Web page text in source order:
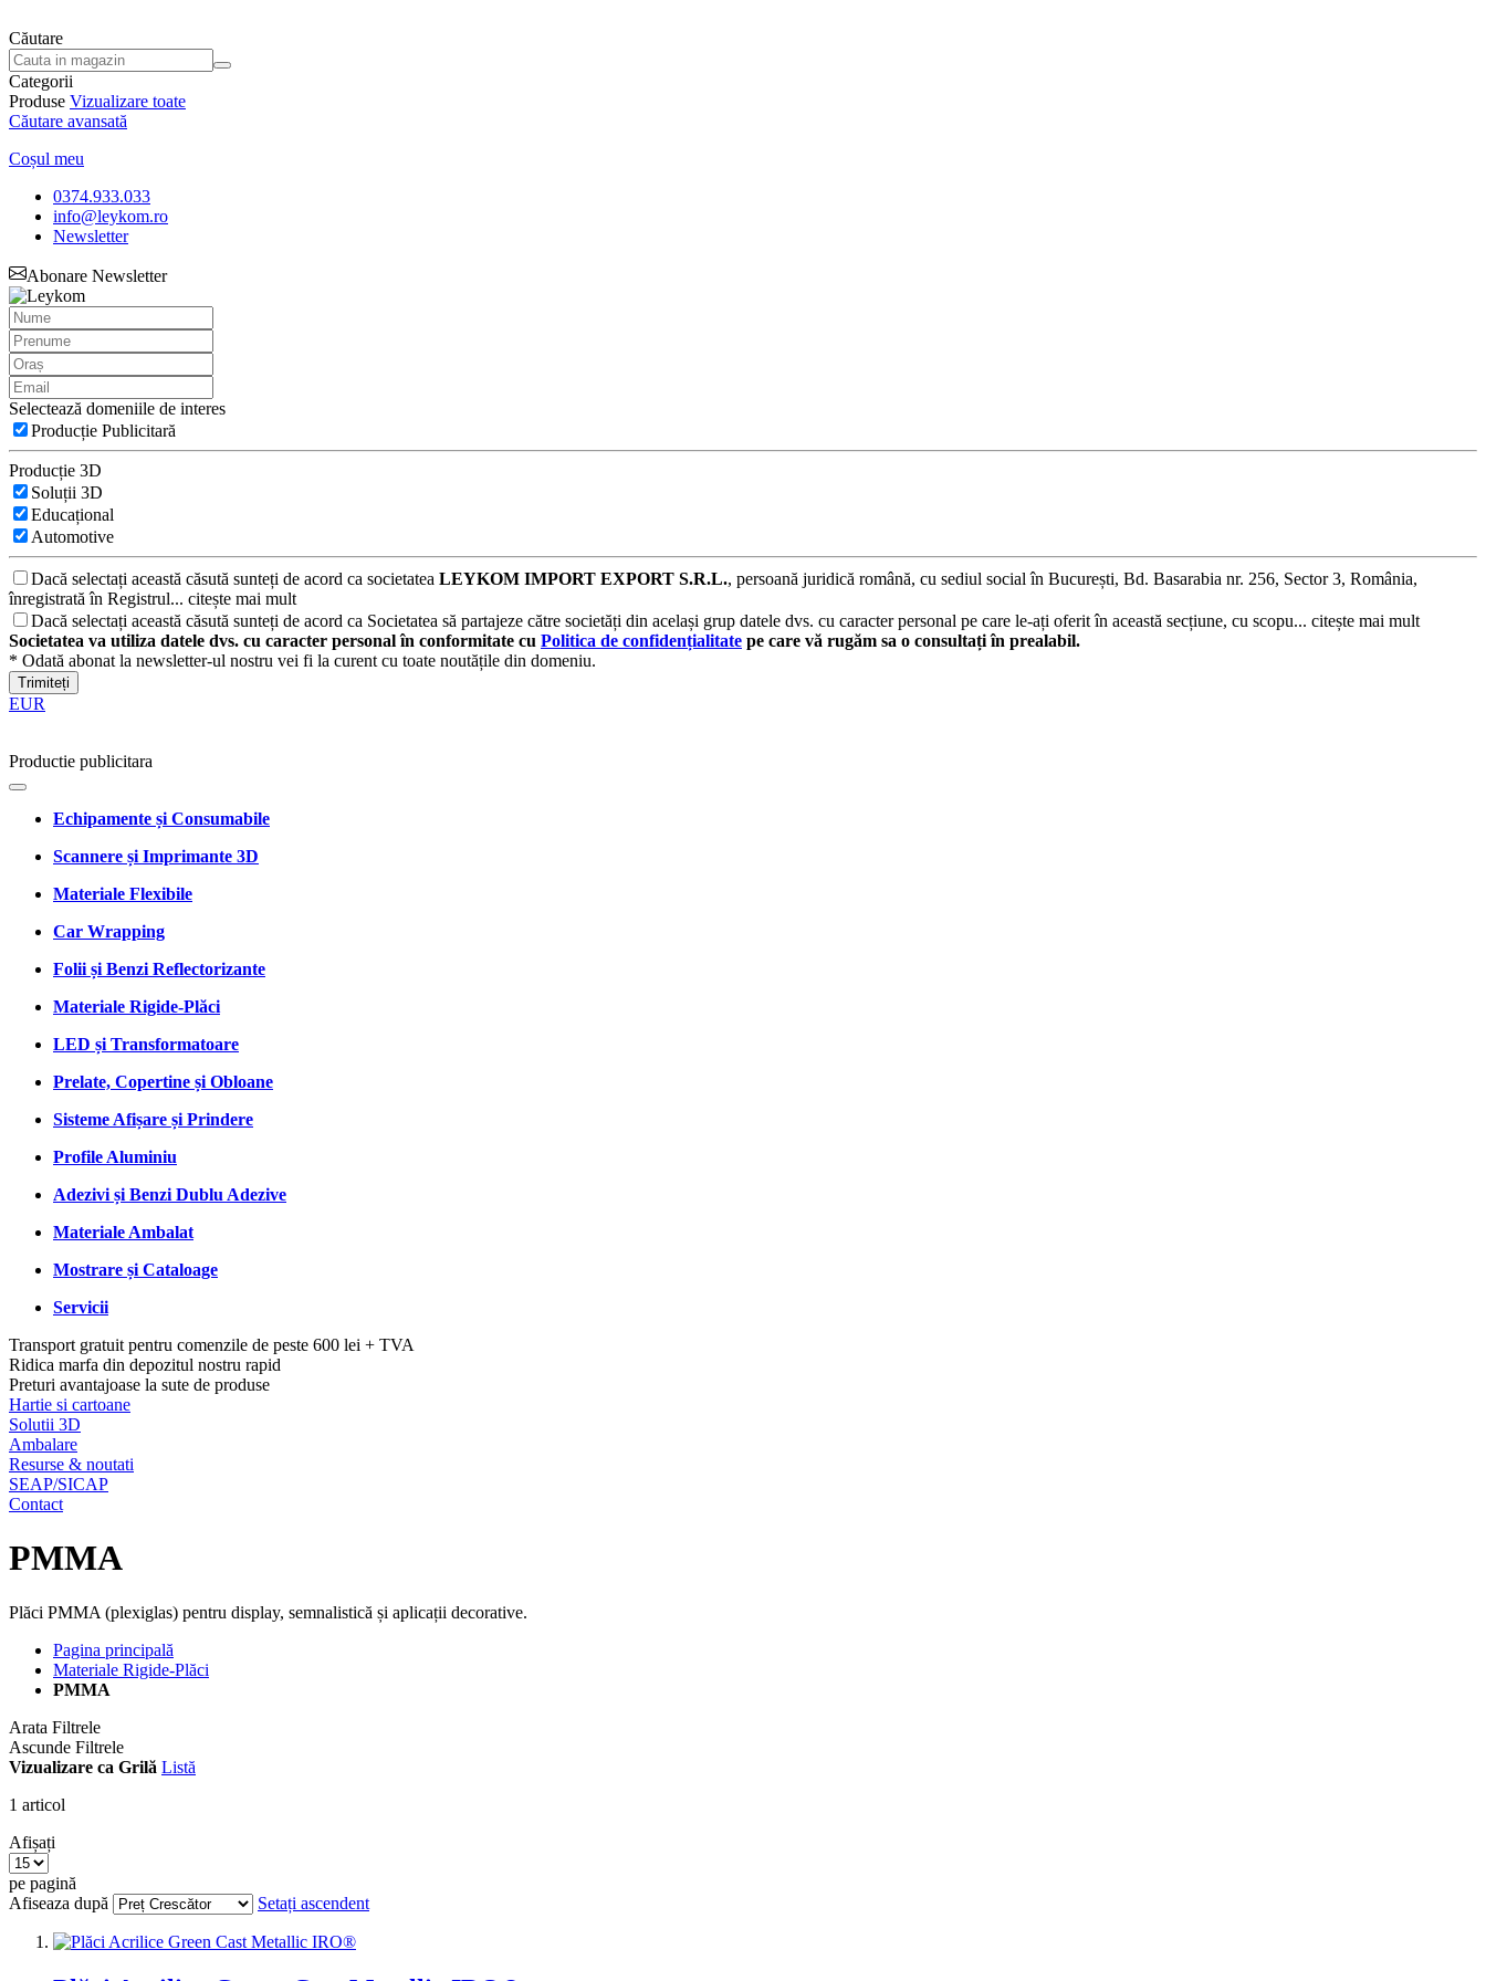
Căutare
Categorii
Produse Vizualizare toate
Căutare avansată
Coșul meu
0374.933.033
info@leykom.ro
Newsletter
Abonare Newsletter
Selectează domeniile de interes
Producție Publicitară
Producție 3D
Soluții 3D
Educațional
Automotive
Dacă selectați această căsută sunteți de acord ca societatea LEYKOM IMPORT EXPORT S.R.L., persoană juridică română, cu sediul social în București, Bd. Basarabia nr. 256, Sector 3, România,
înregistrată în Registrul... citește mai mult
Dacă selectați această căsută sunteți de acord ca Societatea să partajeze către societăți din același grup datele dvs. cu caracter personal pe care le-ați oferit în această secțiune, cu scopu... citește mai mult
Societatea va utiliza datele dvs. cu caracter personal în conformitate cu Politica de confidențialitate pe care vă rugăm sa o consultați în prealabil.
* Odată abonat la newsletter-ul nostru vei fi la curent cu toate noutățile din domeniu.
Trimiteți
EUR
Productie publicitara
Echipamente și Consumabile
Scannere și Imprimante 3D
Materiale Flexibile
Car Wrapping
Folii și Benzi Reflectorizante
Materiale Rigide-Plăci
LED și Transformatoare
Prelate, Copertine și Obloane
Sisteme Afișare și Prindere
Profile Aluminiu
Adezivi și Benzi Dublu Adezive
Materiale Ambalat
Mostrare și Cataloage
Servicii
Transport gratuit pentru comenzile de peste 600 lei + TVA
Ridica marfa din depozitul nostru rapid
Preturi avantajoase la sute de produse
Hartie si cartoane
Solutii 3D
Ambalare
Resurse & noutati
SEAP/SICAP
Contact
PMMA
Plăci PMMA (plexiglas) pentru display, semnalistică și aplicații decorative.
Pagina principală
Materiale Rigide-Plăci
PMMA
Arata Filtrele
Ascunde Filtrele
Vizualizare ca Grilă Listă
1 articol
Afișați
pe pagină
Afiseaza după
Setați ascendent